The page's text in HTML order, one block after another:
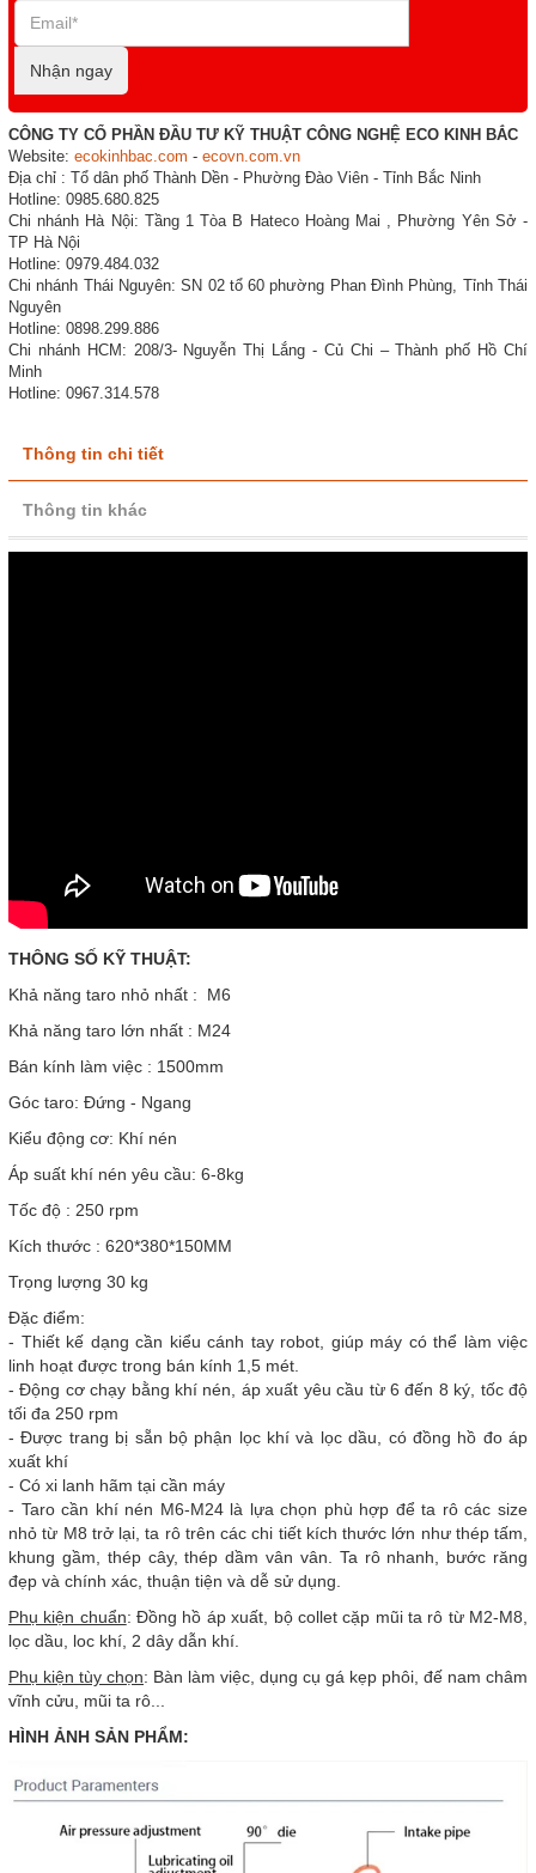
Nhận ngay
CÔNG TY CỔ PHẦN ĐẦU TƯ KỸ THUẬT CÔNG NGHỆ ECO KINH BẮC
Website: ecokinhbac.com - ecovn.com.vn
Địa chỉ : Tổ dân phố Thành Dền - Phường Đào Viên - Tỉnh Bắc Ninh
Hotline: 0985.680.825
Chi nhánh Hà Nội: Tầng 1 Tòa B Hateco Hoàng Mai , Phường Yên Sở -
TP Hà Nội
Hotline: 0979.484.032
Chi nhánh Thái Nguyên: SN 02 tổ 60 phường Phan Đình Phùng, Tỉnh Thái
Nguyên
Hotline: 0898.299.886
Chi nhánh HCM: 208/3- Nguyễn Thị Lắng - Củ Chi – Thành phố Hồ Chí
Minh
Hotline: 0967.314.578
Thông tin chi tiết
Thông tin khác
THÔNG SỐ KỸ THUẬT:
Khả năng taro nhỏ nhất : M6
Khả năng taro lớn nhất : M24
Bán kính làm việc : 1500mm
Góc taro: Đứng - Ngang
Kiểu động cơ: Khí nén
Áp suất khí nén yêu cầu: 6-8kg
Tốc độ : 250 rpm
Kích thước : 620*380*150MM
Trọng lượng 30 kg
Đặc điểm:
- Thiết kế dạng cần kiểu cánh tay robot, giúp máy có thể làm việc
linh hoạt được trong bán kính 1,5 mét.
- Động cơ chạy bằng khí nén, áp xuất yêu cầu từ 6 đến 8 ký, tốc độ
tối đa 250 rpm
- Được trang bị sẵn bộ phận lọc khí và lọc dầu, có đồng hồ đo áp
xuất khí
- Có xi lanh hãm tại cần máy
- Taro cần khí nén M6-M24 là lựa chọn phù hợp để ta rô các size
nhỏ từ M8 trở lại, ta rô trên các chi tiết kích thước lớn như thép tấm,
khung gầm, thép cây, thép dầm vân vân. Ta rô nhanh, bước răng
đẹp và chính xác, thuận tiện và dễ sử dụng.
Phụ kiện chuẩn: Đồng hồ áp xuất, bộ collet cặp mũi ta rô từ M2-M8,
lọc dầu, loc khí, 2 dây dẫn khí.
Phụ kiện tùy chọn: Bàn làm việc, dụng cụ gá kẹp phôi, đế nam châm
vĩnh cửu, mũi ta rô...
HÌNH ẢNH SẢN PHẨM: